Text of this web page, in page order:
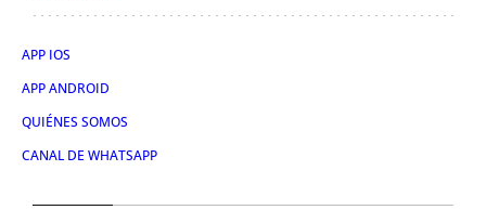
APP IOS
APP ANDROID
QUIÉNES SOMOS
CANAL DE WHATSAPP